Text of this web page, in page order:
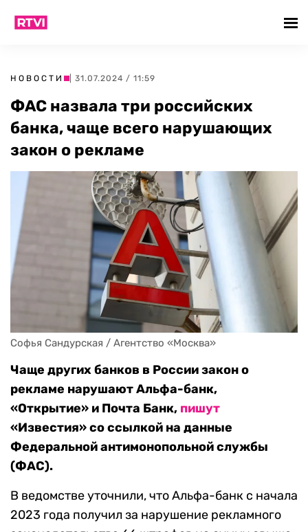
НОВОСТИ | 31.07.2024 / 11:59
ФАС назвала три российских
банка, чаще всего нарушающих
закон о рекламе
Софья Сандурская / Агентство «Москва»
Чаще других банков в России закон о
рекламе нарушают Альфа-банк,
«Открытие» и Почта Банк, пишут
«Известия» со ссылкой на данные
Федеральной антимонопольной службы
(ФАС).
В ведомстве уточнили, что Альфа-банк с начала
2023 года получил за нарушение рекламного